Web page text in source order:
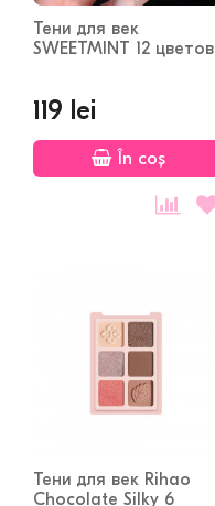
Тени для век
SWEETMINT 12 цветов
119 lei
În coș
Тени для век Rihao
Chocolate Silky 6